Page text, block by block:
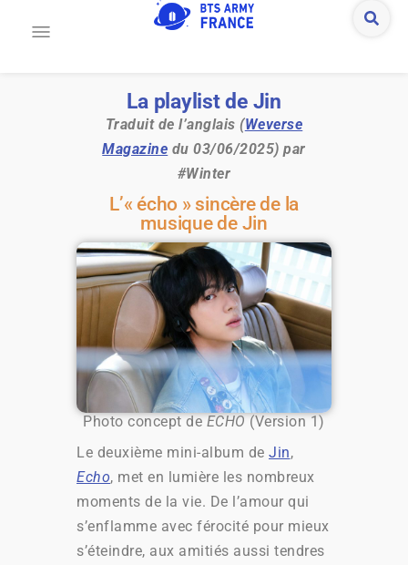
La playlist de Jin
Traduit de l’anglais (Weverse
Magazine du 03/06/2025) par
#Winter
L’« écho » sincère de la
musique de Jin
Photo concept deECHO(Version 1)
Le deuxième mini-album de Jin,
Echo, met en lumière les nombreux
moments de la vie. De l’amour qui
s’enflamme avec férocité pour mieux
s’éteindre, aux amitiés aussi tendres